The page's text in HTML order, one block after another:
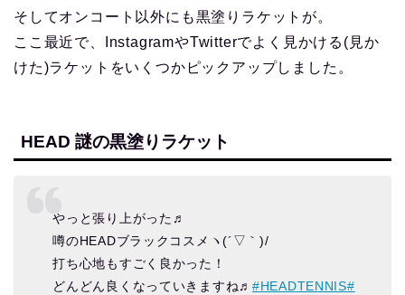
そしてオンコート以外にも黒塗りラケットが。
ここ最近で、InstagramやTwitterでよく見かける(見か
けた)ラケットをいくつかピックアップしました。
HEAD 謎の黒塗りラケット
やっと張り上がった♬
噂のHEADブラックコスメヽ(´▽｀)/
打ち心地もすごく良かった！
どんどん良くなっていきますね♬ #HEADTENNIS#